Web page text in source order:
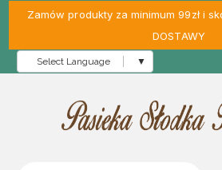
Zamów produkty za minimum 99zł i
DOSTAWY
Select Language ▼